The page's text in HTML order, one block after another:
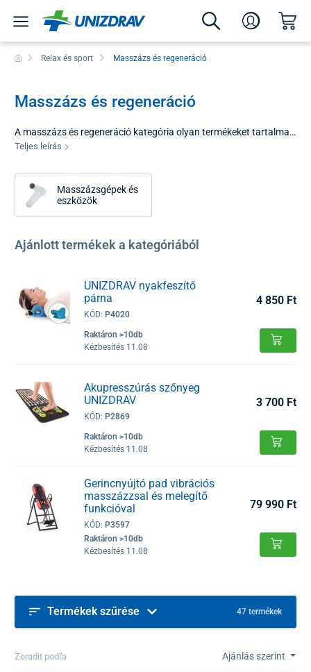
Relax és sport Masszázs és regeneráció
Masszázs és regeneráció
A masszázs és regeneráció kategória olyan termékeket tartalmaz,
amelyek segítenek kellemesen oldani a feszültséget és
segédeszközöket amelyek ellazítják az izmokat, támogatják a
regenerációt, enyhítik a fájdalmat és megadják testének a
megérdemelt gondoskodást. Masszázskészülékek,
kozmetikumok és egyéb segédeszközök otthoni masszázshoz,
kikapcsolódáshoz.
Teljes leírás
Masszázsgépek és
eszközök
Ajánlott termékek a kategóriából
UNIZDRAV nyakfeszítő
párna
KÓD: P4020
Raktáron >10db
Kézbesítés 11.08
4 850 Ft
Akupresszúrás szőnyeg
UNIZDRAV
KÓD: P2869
Raktáron >10db
Kézbesítés 11.08
3 700 Ft
Gerincnyújtó pad vibrációs
masszázzsal és melegítő
funkcióval
KÓD: P3597
Raktáron >10db
Kézbesítés 11.08
79 990 Ft
Termékek szűrése 47 termékek
Zoradit podľa Ajánlás szerint